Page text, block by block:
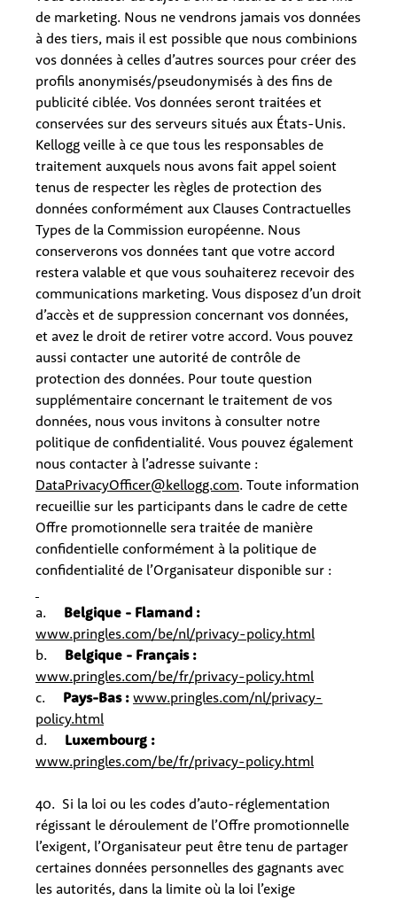
de marketing. Nous ne vendrons jamais vos données
à des tiers, mais il est possible que nous combinions
vos données à celles d’autres sources pour créer des
profils anonymisés/pseudonymisés à des fins de
publicité ciblée. Vos données seront traitées et
conservées sur des serveurs situés aux États-Unis.
Kellogg veille à ce que tous les responsables de
traitement auxquels nous avons fait appel soient
tenus de respecter les règles de protection des
données conformément aux Clauses Contractuelles
Types de la Commission européenne. Nous
conserverons vos données tant que votre accord
restera valable et que vous souhaiterez recevoir des
communications marketing. Vous disposez d’un droit
d’accès et de suppression concernant vos données,
et avez le droit de retirer votre accord. Vous pouvez
aussi contacter une autorité de contrôle de
protection des données. Pour toute question
supplémentaire concernant le traitement de vos
données, nous vous invitons à consulter notre
politique de confidentialité. Vous pouvez également
nous contacter à l’adresse suivante :
DataPrivacyOfficer@kellogg.com. Toute information
recueillie sur les participants dans le cadre de cette
Offre promotionnelle sera traitée de manière
confidentielle conformément à la politique de
confidentialité de l’Organisateur disponible sur :
a. Belgique - Flamand :
www.pringles.com/be/nl/privacy-policy.html
b. Belgique - Français :
www.pringles.com/be/fr/privacy-policy.html
c. Pays-Bas : www.pringles.com/nl/privacy-
policy.html
d. Luxembourg :
www.pringles.com/be/fr/privacy-policy.html
40. Si la loi ou les codes d’auto-réglementation
régissant le déroulement de l’Offre promotionnelle
l’exigent, l’Organisateur peut être tenu de partager
certaines données personnelles des gagnants avec
les autorités, dans la limite où la loi l’exige